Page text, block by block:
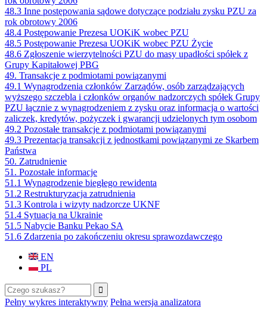
48.3 Inne postępowania sądowe dotyczące podziału zysku PZU za
rok obrotowy 2006
48.4 Postępowanie Prezesa UOKiK wobec PZU
48.5 Postępowanie Prezesa UOKiK wobec PZU Życie
48.6 Zgłoszenie wierzytelności PZU do masy upadłości spółek z
Grupy Kapitałowej PBG
49. Transakcje z podmiotami powiązanymi
49.1 Wynagrodzenia członków Zarządów, osób zarządzających
wyższego szczebla i członków organów nadzorczych spółek Grupy
PZU łącznie z wynagrodzeniem z zysku oraz informacja o wartości
zaliczek, kredytów, pożyczek i gwarancji udzielonych tym osobom
49.2 Pozostałe transakcje z podmiotami powiązanymi
49.3 Prezentacja transakcji z jednostkami powiązanymi ze Skarbem
Państwa
50. Zatrudnienie
51. Pozostałe informacje
51.1 Wynagrodzenie biegłego rewidenta
51.2 Restrukturyzacja zatrudnienia
51.3 Kontrola i wizyty nadzorcze UKNF
51.4 Sytuacja na Ukrainie
51.5 Nabycie Banku Pekao SA
51.6 Zdarzenia po zakończeniu okresu sprawozdawczego
EN
PL
Formularz wyszukiwania
Szukaj
Pełny wykres interaktywny Pełna wersja analizatora